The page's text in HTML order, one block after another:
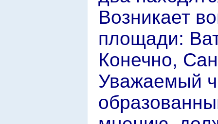
Возникает
площади:
Конечно,
Уважаемый